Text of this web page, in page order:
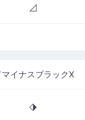
◿
イナスブラックX
⬗